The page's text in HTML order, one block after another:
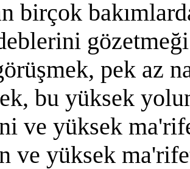
birçok
gözetmeği
pek az
bu yüksek
ve yüksek
ve yüksek